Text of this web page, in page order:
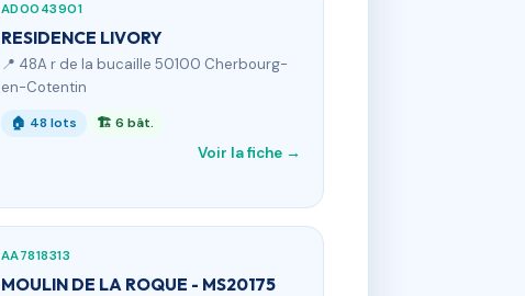
AD0043901
RESIDENCE LIVORY
📍 48A r de la bucaille 50100 Cherbourg-
en-Cotentin
🏠 48 lots 🏗 6 bât.
Voir la fiche →
AA7818313
MOULIN DE LA ROQUE - MS20175